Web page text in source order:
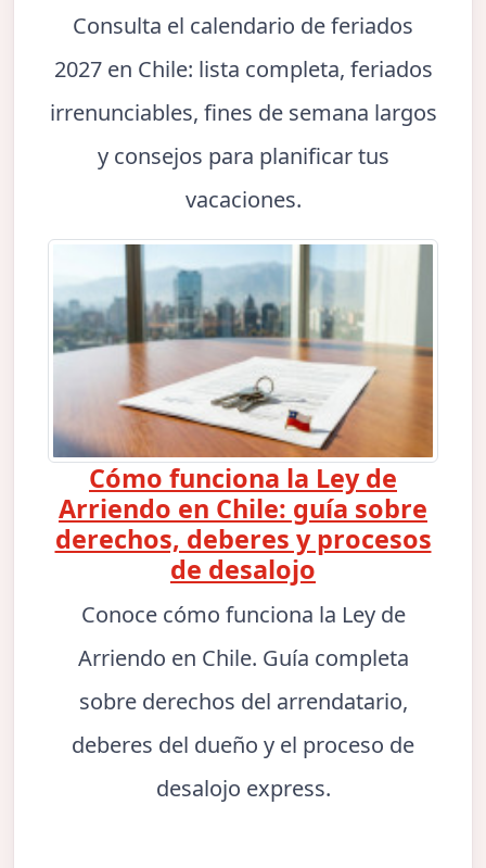
Consulta el calendario de feriados
2027 en Chile: lista completa, feriados
irrenunciables, fines de semana largos
y consejos para planificar tus
vacaciones.
Cómo funciona la Ley de
Arriendo en Chile: guía sobre
derechos, deberes y procesos
de desalojo
Conoce cómo funciona la Ley de
Arriendo en Chile. Guía completa
sobre derechos del arrendatario,
deberes del dueño y el proceso de
desalojo express.